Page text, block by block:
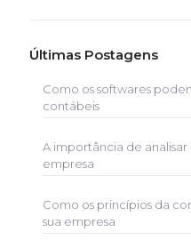
Últimas Postagens
Como os softwares
contábeis
A importância de analisar
empresa
Como os princípios da
sua empresa